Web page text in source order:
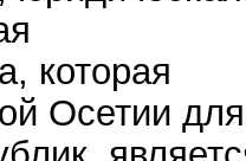
которая
Осетии для